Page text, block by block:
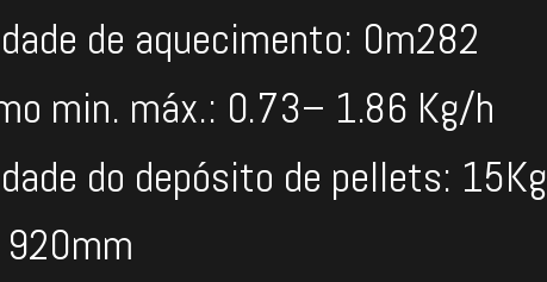
de aquecimento: 0m282
min. máx.: 0.73– 1.86 Kg/h
do depósito de pellets: 15Kg